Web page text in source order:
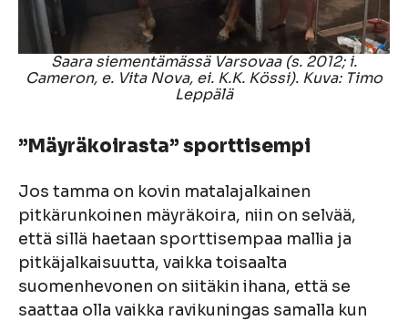
Saara siementämässä Varsovaa (s. 2012; i.
Cameron, e. Vita Nova, ei. K.K. Kössi). Kuva: Timo
Leppälä
”Mäyräkoirasta” sporttisempi
Jos tamma on kovin matalajalkainen
pitkärunkoinen mäyräkoira, niin on selvää,
että sillä haetaan sporttisempaa mallia ja
pitkäjalkaisuutta, vaikka toisaalta
suomenhevonen on siitäkin ihana, että se
saattaa olla vaikka ravikuningas samalla kun